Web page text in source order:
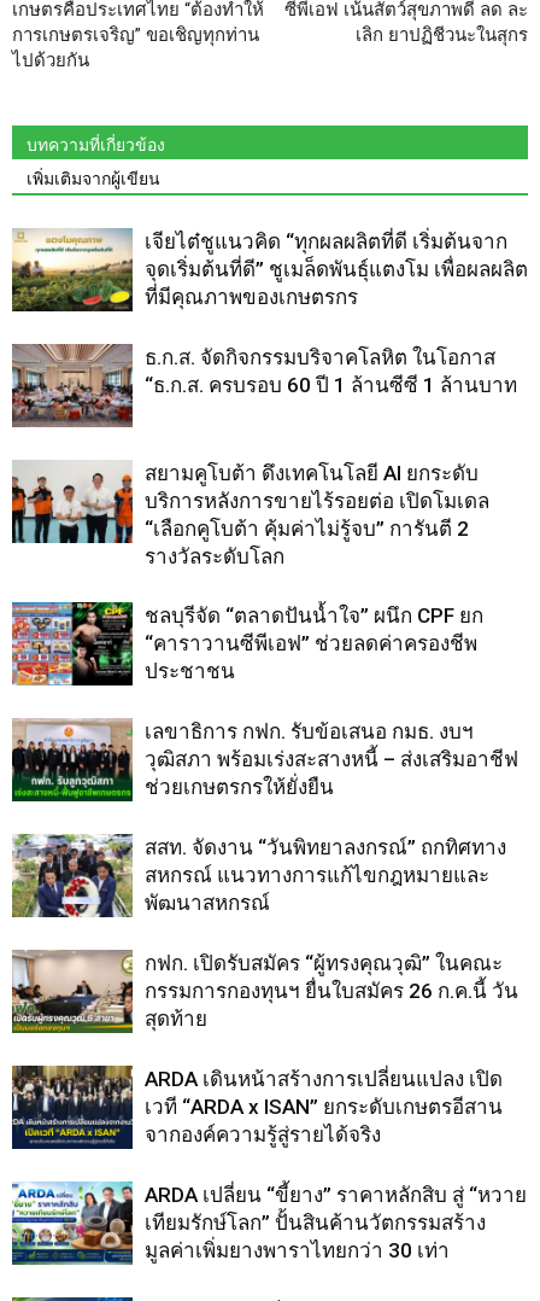
เกษตรคือประเทศไทย “ต้องทำให้
การเกษตรเจริญ” ขอเชิญทุกท่าน
ไปด้วยกัน
ซีพีเอฟ เน้นสัตว์สุขภาพดี ลด ละ
เลิก ยาปฏิชีวนะในสุกร
บทความที่เกี่ยวข้อง
เพิ่มเติมจากผู้เขียน
เจียไต๋ชูแนวคิด “ทุกผลผลิตที่ดี เริ่มต้นจาก
จุดเริ่มต้นที่ดี” ชูเมล็ดพันธุ์แตงโม เพื่อผลผลิต
ที่มีคุณภาพของเกษตรกร
ธ.ก.ส. จัดกิจกรรมบริจาคโลหิต ในโอกาส
“ธ.ก.ส. ครบรอบ 60 ปี 1 ล้านซีซี 1 ล้านบาท
สยามคูโบต้า ดึงเทคโนโลยี AI ยกระดับ
บริการหลังการขายไร้รอยต่อ เปิดโมเดล
“เลือกคูโบต้า คุ้มค่าไม่รู้จบ” การันตี 2
รางวัลระดับโลก
ชลบุรีจัด “ตลาดปันน้ำใจ” ผนึก CPF ยก
“คาราวานซีพีเอฟ” ช่วยลดค่าครองชีพ
ประชาชน
เลขาธิการ กฟก. รับข้อเสนอ กมธ. งบฯ
วุฒิสภา พร้อมเร่งสะสางหนี้ – ส่งเสริมอาชีฟ
ช่วยเกษตรกรให้ยั่งยืน
สสท. จัดงาน “วันพิทยาลงกรณ์” ถกทิศทาง
สหกรณ์ แนวทางการแก้ไขกฎหมายและ
พัฒนาสหกรณ์
กฟก. เปิดรับสมัคร “ผู้ทรงคุณวุฒิ” ในคณะ
กรรมการกองทุนฯ ยื่นใบสมัคร 26 ก.ค.นี้ วัน
สุดท้าย
ARDA เดินหน้าสร้างการเปลี่ยนแปลง เปิด
เวที “ARDA x ISAN” ยกระดับเกษตรอีสาน
จากองค์ความรู้สู่รายได้จริง
ARDA เปลี่ยน “ขี้ยาง” ราคาหลักสิบ สู่ “หวาย
เทียมรักษ์โลก” ปั้นสินค้านวัตกรรมสร้าง
มูลค่าเพิ่มยางพาราไทยกว่า 30 เท่า